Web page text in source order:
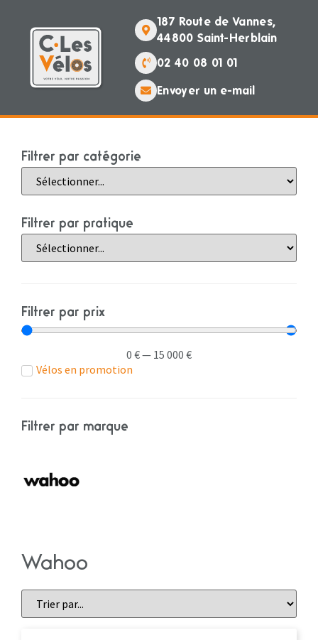
187 Route de Vannes,
44800 Saint-Herblain
02 40 08 01 01
Envoyer un e-mail
Filtrer par catégorie
Filtrer par pratique
Filtrer par prix
0 €— 15 000 €
Vélos en promotion
Filtrer par marque
Wahoo